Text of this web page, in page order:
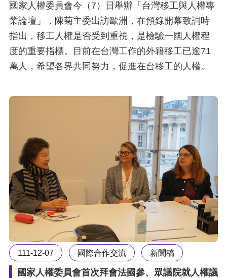
國家人權委員會今（7）日舉辦「台灣移工與人權專
業論壇」，陳菊主委出訪歐洲，在預錄開幕致詞時
指出，移工人權是否受到重視，是檢驗一國人權程
度的重要指標。目前在台灣工作的外籍移工已逾71
萬人，希望各界共同努力，促進在台移工的人權。
111-12-07 國際合作交流 新聞稿
國家人權委員會首次拜會法國參、眾議院就人權議